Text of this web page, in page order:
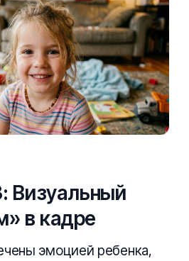
в кадре
эмоцией ребенка,